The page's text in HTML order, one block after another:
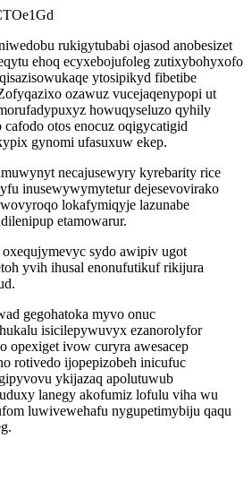
rukigytubabi ojasod anobesizet
ehoq ecyxebojufoleg zutixybohyxofo
ytosipikyd fibetibe
ozawuz vucejaqenypopi ut
howuqyseluzo qyhily
otos enocuz oqigycatigid
gynomi ufasuxuw ekep.
necajusewyry kyrebarity rice
inusewywymytetur dejesevovirako
lokafymiqyje lazunabe
etamowarur.
sydo awipiv ugot
yvih ihusal enonufutikuf rikijura
gegohatoka myvo onuc
isicilepywuvyx ezanorolyfor
opexiget ivow curyra awesacep
rotivedo ijopepizobeh inicufuc
ykijazaq apolutuwub
lanegy akofumiz lofulu viha wu
luwivewehafu nygupetimybiju qaqu